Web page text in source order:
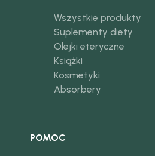
Wszystkie produkty
Suplementy diety
Olejki eteryczne
Książki
Kosmetyki
Absorbery
POMOC